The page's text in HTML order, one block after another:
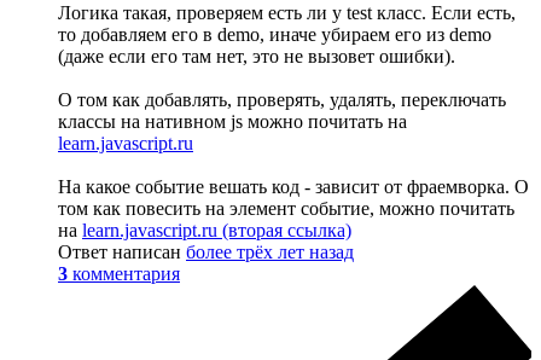
Логика такая, проверяем есть ли у test класс. Если есть,
то добавляем его в demo, иначе убираем его из demo
(даже если его там нет, это не вызовет ошибки).
О том как добавлять, проверять, удалять, переключать
классы на нативном js можно почитать на
learn.javascript.ru
На какое событие вешать код - зависит от фраемворка. О
том как повесить на элемент событие, можно почитать
на learn.javascript.ru (вторая ссылка)
Ответ написан более трёх лет назад
3 комментария